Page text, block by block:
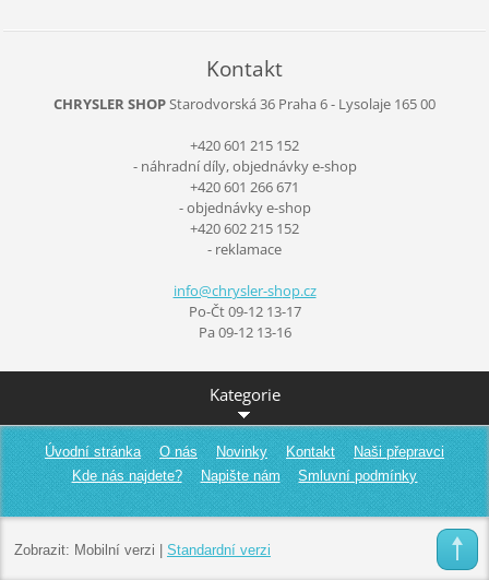
Kontakt
CHRYSLER SHOPStarodvorská 36 Praha 6 - Lysolaje 165 00
+420 601 215 152
- náhradní díly, objednávky e-shop
+420 601 266 671
- objednávky e-shop
+420 602 215 152
- reklamace
info@chrysler-shop.cz
Po-Čt 09-12 13-17
Pa 09-12 13-16
Kategorie
Úvodní stránka O nás Novinky Kontakt
Naši přepravci
Kde nás najdete?
Napište nám Smluvní podmínky
Zobrazit: Mobilní verzi Standardní verzi